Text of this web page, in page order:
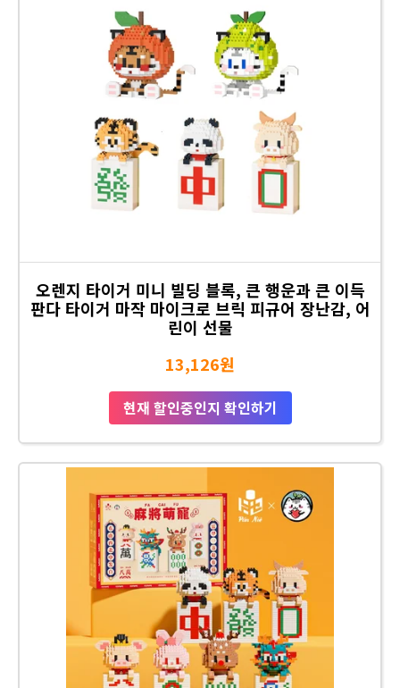
오렌지 타이거 미니 빌딩 블록, 큰 행운과 큰 이득
판다 타이거 마작 마이크로 브릭 피규어 장난감, 어
린이 선물
13,126원
현재 할인중인지 확인하기